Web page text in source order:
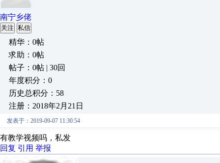
南宁乡佬
关注 私信
精华：0帖
求助：0帖
帖子：0帖 | 30回
年度积分：0
历史总积分：58
注册：2018年2月21日
发表于：2019-09-07 11:30:54
有教学视频吗，私发
回复 引用 举报